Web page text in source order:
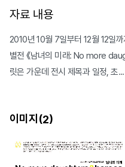
자료 내용
2010년 10월 7일부터 12월 12일
별전 《남녀의 미래: No more
릿은 가운데 전시 제목과 일정, 초...
이미지(2)